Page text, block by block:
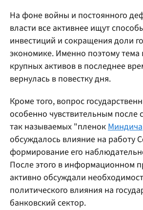
На фоне войны и постоянного
власти все активнее ищут
инвестиций и сокращения доли
экономике. Именно поэтому тема
крупных активов в последнее
вернулась в повестку дня.
Кроме того, вопрос
особенно чувствительным после
так называемых "пленокМиндича
обсуждалось влияние на работу
формирование его
После этого в информационном
активно обсуждали
политического влияния на
банковский сектор.